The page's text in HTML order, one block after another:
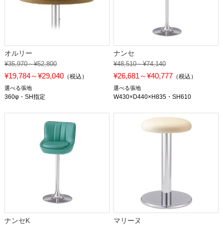
オルリー
¥35,970～¥52,800
¥19,784～¥29,040（税込）
選べる張地
360φ・SH指定
ナンセ
¥48,510～¥74,140
¥26,681～¥40,777 （税込）
選べる張地
W430×D440×H835・SH610
ナンセK マリーヌ